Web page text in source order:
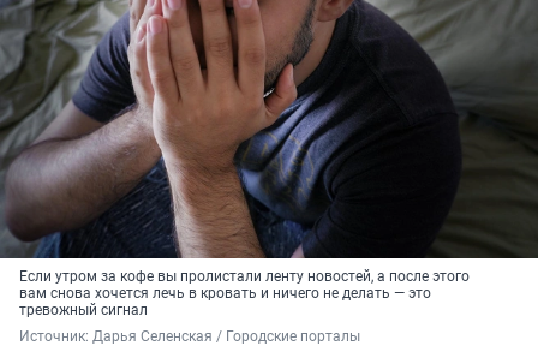
Если утром за кофе вы пролистали ленту новостей, а после этого
вам снова хочется лечь в кровать и ничего не делать — это
тревожный сигнал
Источник: Дарья Селенская / Городские порталы